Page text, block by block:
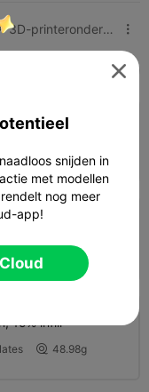
3D-printeronderdelen 
30% infill
80.26g
15% infill
75.68g
15% infill
 48.98g

snijden in
met modellen
nog meer
app!